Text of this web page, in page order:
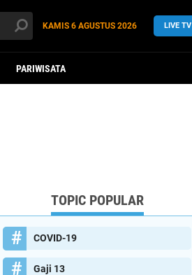
KAMIS 6 AGUSTUS 2026 LIVE TV
PARIWISATA
TOPIC POPULAR
COVID-19
Gaji 13